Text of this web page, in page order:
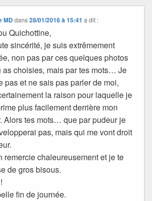
MDdans28/01/2016 à 15:41 a dit :
Quichottine,
sincérité, je suis extrêmement
non pas par ces quelques photos
as choisies, mais par tes mots… Je
pas et ne sais pas parler de moi,
la raison pour laquelle je
plus facilement derrière mon
Alors tes mots… que par pudeur je
pas, mais qui me vont droit
remercie chaleureusement et je te
de gros bisous.
fin de journée.